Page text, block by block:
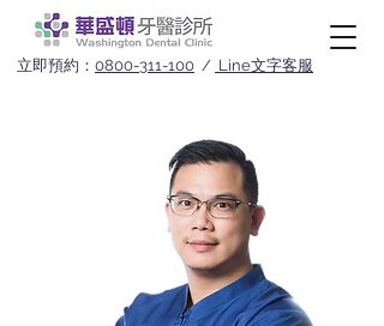
立即預約： 0800-311-100 / Line文字客服